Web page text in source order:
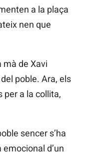
a la plaça
nen que
mà de Xavi
poble. Ara, els
per a la collita,
sencer s’ha
d’un